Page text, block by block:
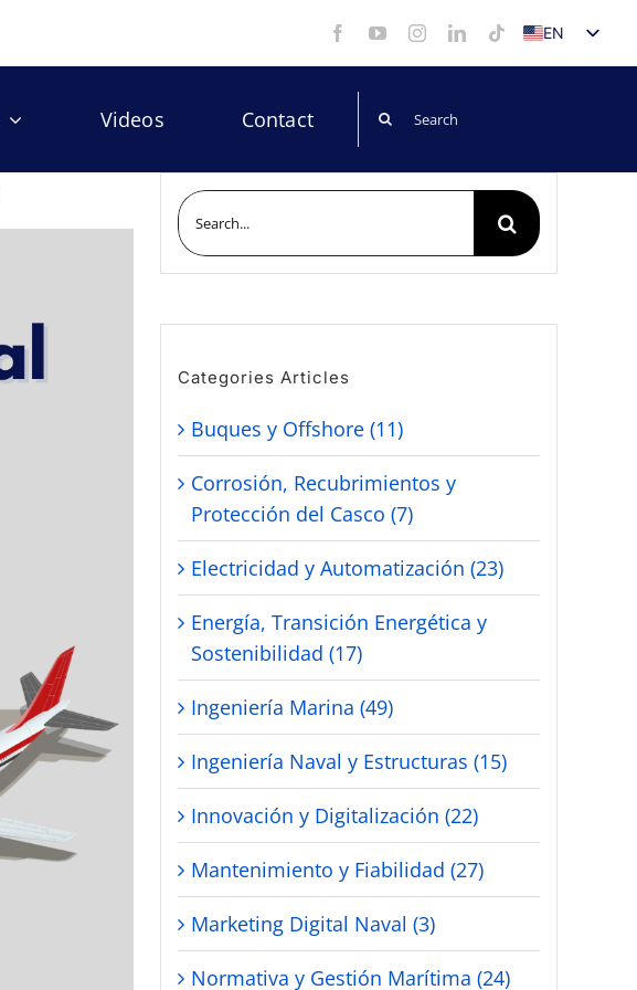
EN
ES
Videos Contact
Search
Search
for:
Categories Articles
Buques y Offshore (11)
Corrosión, Recubrimientos y
Protección del Casco (7)
Electricidad y Automatización (23)
Energía, Transición Energética y
Sostenibilidad (17)
Ingeniería Marina (49)
Ingeniería Naval y Estructuras (15)
Innovación y Digitalización (22)
Mantenimiento y Fiabilidad (27)
Marketing Digital Naval (3)
Normativa y Gestión Marítima (24)